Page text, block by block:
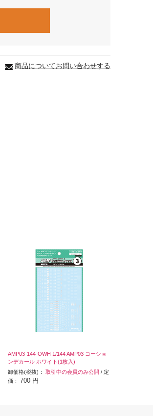
商品についてお問い合わせする
AMP03-144-OWH 1/144 AMP03 コーショ
ンデカール ホワイト(1枚入)
卸価格(税抜)： 取引中の会員のみ公開 / 定
価： 700 円